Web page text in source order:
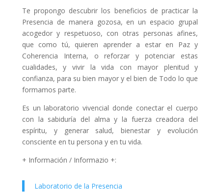
Te propongo descubrir los beneficios de practicar la
Presencia de manera gozosa, en un espacio grupal
acogedor y respetuoso, con otras personas afines,
que como tú, quieren aprender a estar en Paz y
Coherencia Interna, o reforzar y potenciar estas
cualidades, y vivir la vida con mayor plenitud y
confianza, para su bien mayor y el bien de Todo lo que
formamos parte.
Es un laboratorio vivencial donde conectar el cuerpo
con la sabiduría del alma y la fuerza creadora del
espíritu, y generar salud, bienestar y evolución
consciente en tu persona y en tu vida.
+ Información / Informazio +:
Laboratorio de la Presencia